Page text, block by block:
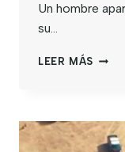
Un hombre
su…
LEER MÁS